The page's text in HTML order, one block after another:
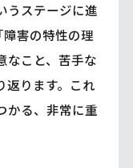
うステージに進
害の特性の理
なこと、苦手な
返ります。これ
かる、非常に重